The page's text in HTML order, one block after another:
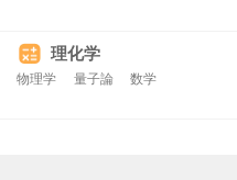
理化学
物理学 量子論 数学